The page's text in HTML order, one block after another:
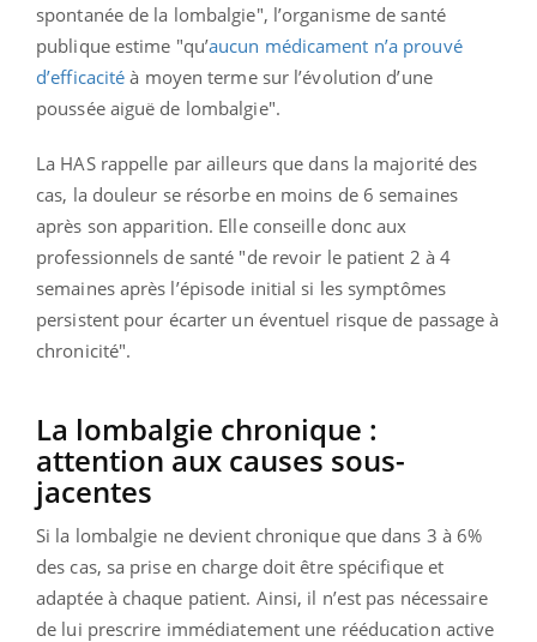
spontanée de la lombalgie", l’organisme de santé
publique estime "qu’aucun médicament n’a prouvé
d’efficacité à moyen terme sur l’évolution d’une
poussée aiguë de lombalgie".
La HAS rappelle par ailleurs que dans la majorité des
cas, la douleur se résorbe en moins de 6 semaines
après son apparition. Elle conseille donc aux
professionnels de santé "de revoir le patient 2 à 4
semaines après l’épisode initial si les symptômes
persistent pour écarter un éventuel risque de passage à
chronicité".
La lombalgie chronique :
attention aux causes sous-
jacentes
Si la lombalgie ne devient chronique que dans 3 à 6%
des cas, sa prise en charge doit être spécifique et
adaptée à chaque patient. Ainsi, il n’est pas nécessaire
de lui prescrire immédiatement une rééducation active